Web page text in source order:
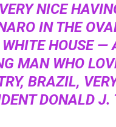
NICE
IN THE
WHITE HOUSE —
MAN WHO
BRAZIL,
DONALD J.